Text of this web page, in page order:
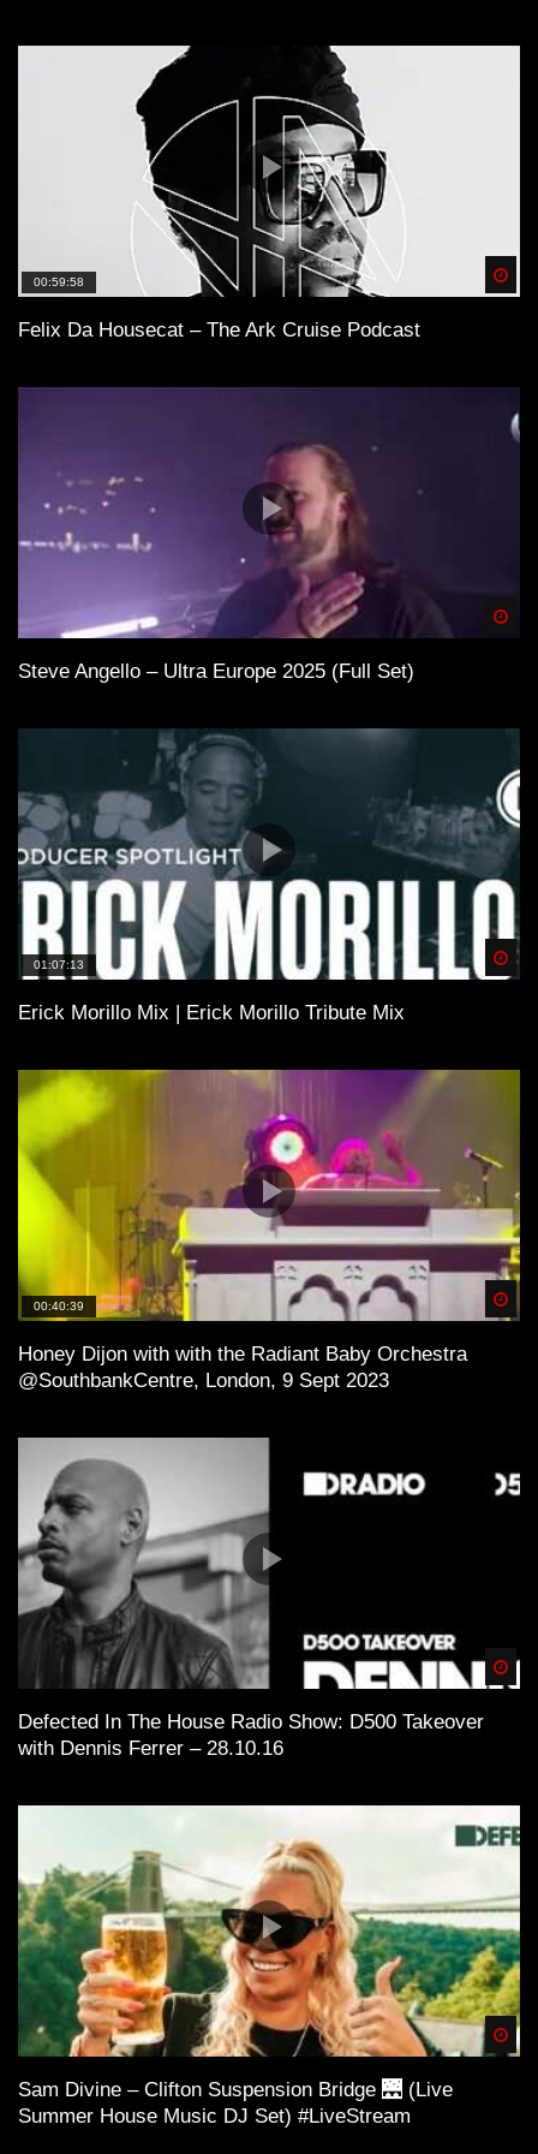
00:59:58
Felix Da Housecat – The Ark Cruise Podcast
Steve Angello – Ultra Europe 2025 (Full Set)
01:07:13
Erick Morillo Mix | Erick Morillo Tribute Mix
00:40:39
Honey Dijon with with the Radiant Baby Orchestra
@SouthbankCentre, London, 9 Sept 2023
Defected In The House Radio Show: D500 Takeover
with Dennis Ferrer – 28.10.16
Sam Divine – Clifton Suspension Bridge 🌉 (Live
Summer House Music DJ Set) #LiveStream